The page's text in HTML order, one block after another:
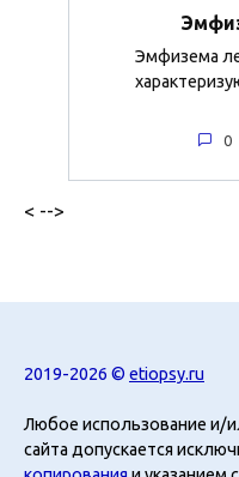
Эмфизема
0
< -->
2019-2026 © etiopsy.ru
Любое использование и/
сайта допускается